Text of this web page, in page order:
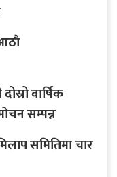
वार्षिक
सम्पन्न
समितिमा चार